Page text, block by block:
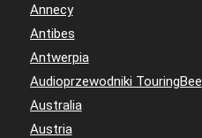
Annecy
Antibes
Antwerpia
Audioprzewodniki TouringBee
Australia
Austria